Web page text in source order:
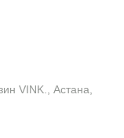
VINK., Астана,